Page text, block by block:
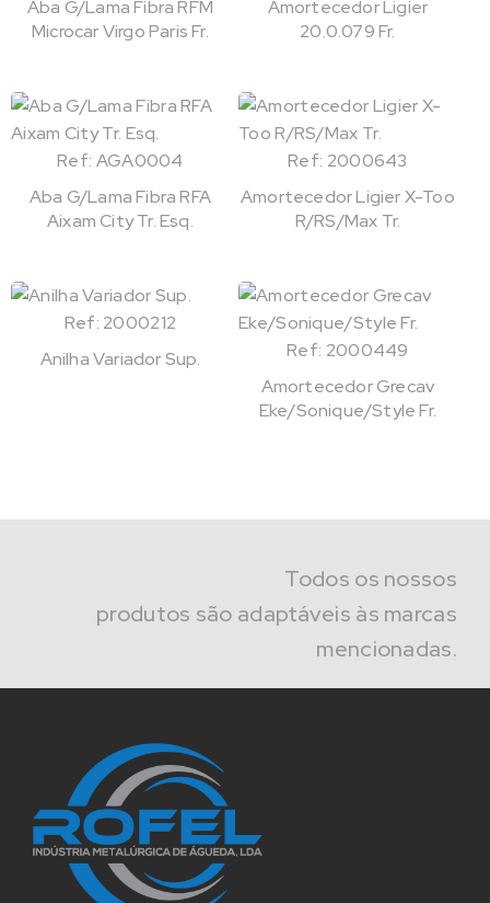
Aba G/Lama Fibra RFM
Microcar Virgo Paris Fr.
Amortecedor Ligier
20.0.079 Fr.
Ref: AGA0004
Aba G/Lama Fibra RFA
Aixam City Tr. Esq.
Ref: 2000643
Amortecedor Ligier X-Too
R/RS/Max Tr.
Ref: 2000212
Anilha Variador Sup.
Ref: 2000449
Amortecedor Grecav
Eke/Sonique/Style Fr.
Todos os nossos
produtos são adaptáveis às marcas
mencionadas.